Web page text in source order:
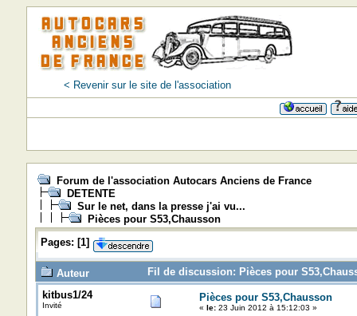
< Revenir sur le site de l'association
Forum de l'association Autocars Anciens de France
DETENTE
Sur le net, dans la presse j'ai vu...
Pièces pour S53,Chausson
Pages: [1]
Auteur
Fil de discussion: Pièces pour
kitbus1/24
Invité
Pièces pour S53,Chausson
« le:23 Juin 2012 à 15:12:03 »